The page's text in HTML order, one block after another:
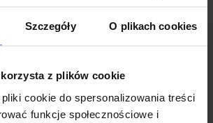
Szczegóły O plikach cookies
z plików cookie
cookie do spersonalizowania treści
funkcje społecznościowe i
napięcia wejściowego
napięcia wejściowego
napięcia wyjściowego
napięcia wyjściowego
napięcia wyjściowego